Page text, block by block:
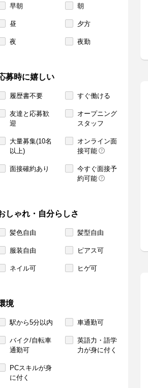
早朝 朝
昼 夕方
夜 夜勤
募時に嬉しい
履歴書不要 すぐ働ける
友達と応募歓
迎
オープニング
スタッフ
大量募集(10名
以上)
オンライン面
接可能
面接確約あり
今すぐ面接予
約可能
しゃれ・自分らしさ
髪色自由 髪型自由
服装自由 ピアス可
ネイル可 ヒゲ可
境
駅から5分以内 車通勤可
バイク/自転車
通勤可
英語力・語学
力が身に付く
PCスキルが身
に付く